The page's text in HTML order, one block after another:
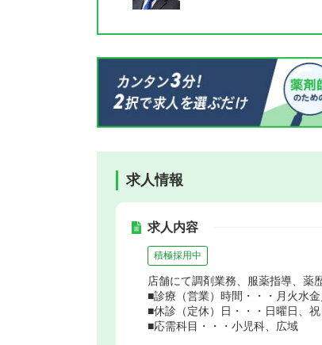
求人情報
求人内容
積極採用中
店舗にて調剤業務、服薬指導、薬
■診療（営業）時間・・・月火水
■休診（定休）日・・・日曜日、祝
■応需科目・・・小児科、広域